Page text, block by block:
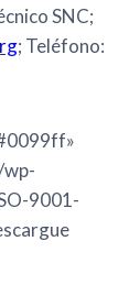
SNC;
; Teléfono:
wp-
9001-